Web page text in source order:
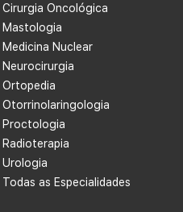
Cirurgia Oncológica
Mastologia
Medicina Nuclear
Neurocirurgia
Ortopedia
Otorrinolaringologia
Proctologia
Radioterapia
Urologia
Todas as Especialidades